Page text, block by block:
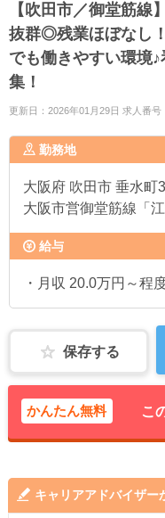
【吹田市／御堂筋
抜群◎残業ほぼなし
でも働きやすい環境
集！
更新日：2026年01月29日 求人番号
勤務地
大阪府 吹田市 垂水町
大阪市営御堂筋線「
給与
・月収 20.0万円～程
保存する
かんたん無料 こ
キャリアアドバイザー